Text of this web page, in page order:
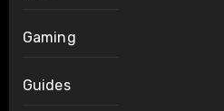
Gaming
Guides